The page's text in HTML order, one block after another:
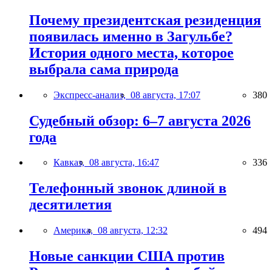
Почему президентская резиденция
появилась именно в Загульбе?
История одного места, которое
выбрала сама природа
Экспресс-анализ, 08 августа, 17:07 380
Судебный обзор: 6–7 августа 2026
года
Кавказ, 08 августа, 16:47 336
Телефонный звонок длиной в
десятилетия
Америка, 08 августа, 12:32 494
Новые санкции США против